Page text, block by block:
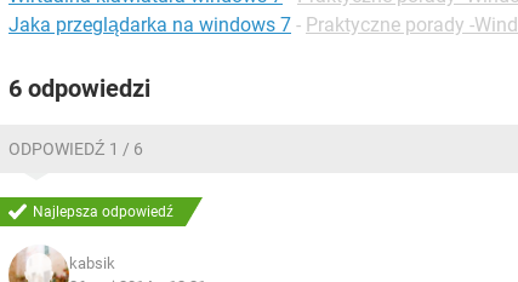
Jaka przeglądarka na windows 7 - Praktyczne porady -
6 odpowiedzi
ODPOWIEDŹ 1 / 6
Najlepsza odpowiedź
kabsik